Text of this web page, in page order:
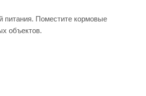
питания. Поместите кормовые
объектов.